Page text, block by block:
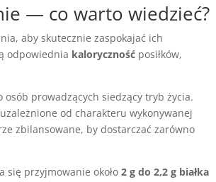
— co warto wiedzieć?
aby skutecznie zaspokajać ich
odpowiednia kaloryczność posiłków,
prowadzących siedzący tryb życia.
od charakteru wykonywanej
zbilansowane, by dostarczać zarówno
się przyjmowanie około2 g do 2,2 g białka